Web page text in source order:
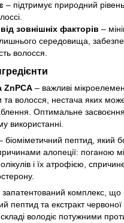
– підтримує природний
зовнішніх факторів –
середовища,
волосся.
ZnPCA – важливі
та волосся, нестача яких
Оптимальне
використанні.
біоміметичний пептид, який
алопеції: поганою
і їх атрофією,
запатентований комплекс, що
пептид та екстракт
складі володіє потужними